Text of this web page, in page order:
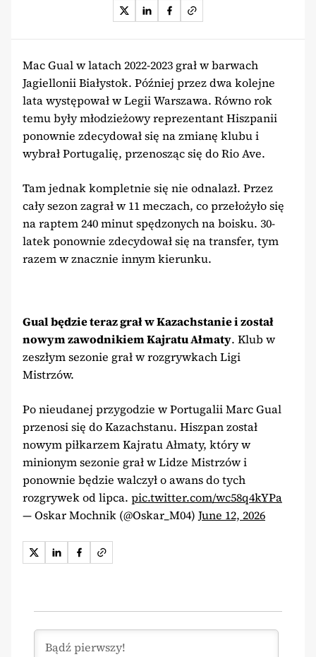
Mac Gual w latach 2022-2023 grał w barwach
Jagiellonii Białystok. Później przez dwa kolejne
lata występował w Legii Warszawa. Równo rok
temu były młodzieżowy reprezentant Hiszpanii
ponownie zdecydował się na zmianę klubu i
wybrał Portugalię, przenosząc się do Rio Ave.
Tam jednak kompletnie się nie odnalazł. Przez
cały sezon zagrał w 11 meczach, co przełożyło się
na raptem 240 minut spędzonych na boisku. 30-
latek ponownie zdecydował się na transfer, tym
razem w znacznie innym kierunku.
Gual będzie teraz grał w Kazachstanie i został
nowym zawodnikiem Kajratu Ałmaty. Klub w
zeszłym sezonie grał w rozgrywkach Ligi
Mistrzów.
Po nieudanej przygodzie w Portugalii Marc Gual
przenosi się do Kazachstanu. Hiszpan został
nowym piłkarzem Kajratu Ałmaty, który w
minionym sezonie grał w Lidze Mistrzów i
ponownie będzie walczył o awans do tych
rozgrywek od lipca. pic.twitter.com/wc58q4kYPa
— Oskar Mochnik (@Oskar_M04) June 12, 2026